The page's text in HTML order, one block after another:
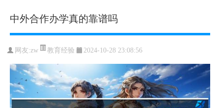
中外合作办学真的靠谱吗
网友:zw 教育经验 2024-10-28 23:08:56